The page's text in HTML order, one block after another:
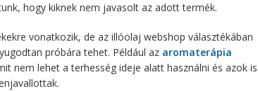
hogy kiknek nem javasolt az adott termék.
vonatkozik, de az illóolaj webshop választékában
próbára tehet. Például az aromaterápia
nem lehet a terhesség ideje alatt használni és azok is